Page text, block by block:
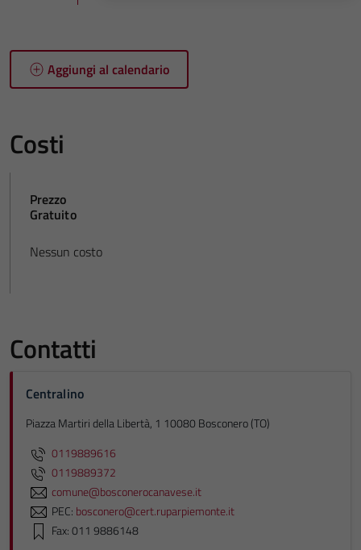
Aggiungi al calendario
Costi
Prezzo
Gratuito
Nessun costo
Contatti
Centralino
Piazza Martiri della Libertà, 1 10080 Bosconero (TO)
0119889616
0119889372
comune@bosconerocanavese.it
PEC: bosconero@cert.ruparpiemonte.it
Fax: 011 9886148